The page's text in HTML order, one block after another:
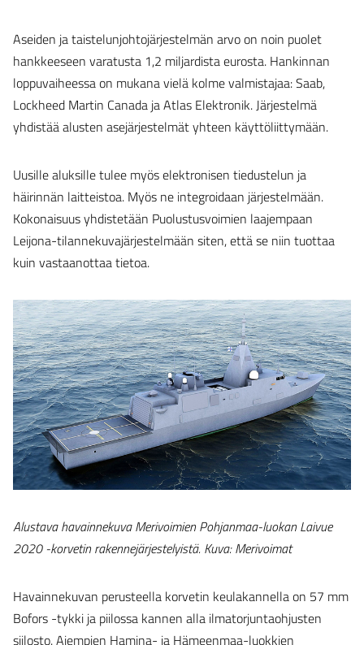
Aseiden ja taistelunjohtojärjestelmän arvo on noin puolet
hankkeeseen varatusta 1,2 miljardista eurosta. Hankinnan
loppuvaiheessa on mukana vielä kolme valmistajaa: Saab,
Lockheed Martin Canada ja Atlas Elektronik. Järjestelmä
yhdistää alusten asejärjestelmät yhteen käyttöliittymään.
Uusille aluksille tulee myös elektronisen tiedustelun ja
häirinnän laitteistoa. Myös ne integroidaan järjestelmään.
Kokonaisuus yhdistetään Puolustusvoimien laajempaan
Leijona-tilannekuvajärjestelmään siten, että se niin tuottaa
kuin vastaanottaa tietoa.
Alustava havainnekuva Merivoimien Pohjanmaa-luokan Laivue
2020 -korvetin rakennejärjestelyistä. Kuva: Merivoimat
Havainnekuvan perusteella korvetin keulakannella on 57 mm
Bofors -tykki ja piilossa kannen alla ilmatorjuntaohjusten
siilosto. Aiempien Hamina- ja Hämeenmaa-luokkien